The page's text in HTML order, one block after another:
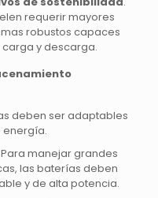
requerir mayores
robustos capaces
y descarga.
deben ser adaptables
energía.
manejar grandes
las baterías deben
y de alta potencia.